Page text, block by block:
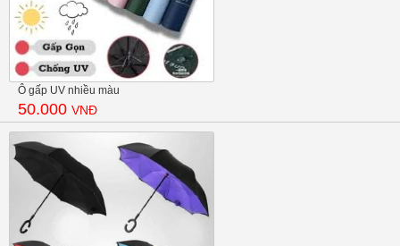
Ô gấp UV nhiều màu
50.000 VNĐ